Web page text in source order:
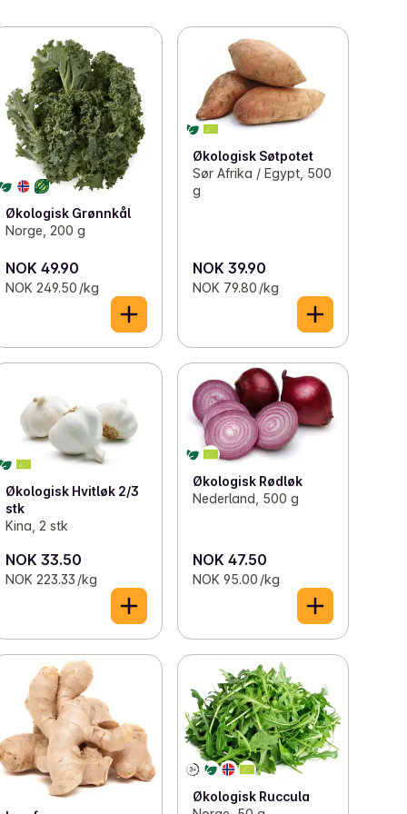
Økologisk Grønnkål
Norge, 200 g
NOK 49.90
NOK 249.50 /kg
Økologisk Søtpotet
Sør Afrika / Egypt, 500
g
NOK 39.90
NOK 79.80 /kg
Økologisk Hvitløk 2/3
stk
Kina, 2 stk
NOK 33.50
NOK 223.33 /kg
Økologisk Rødløk
Nederland, 500 g
NOK 47.50
NOK 95.00 /kg
Økologisk Ruccula